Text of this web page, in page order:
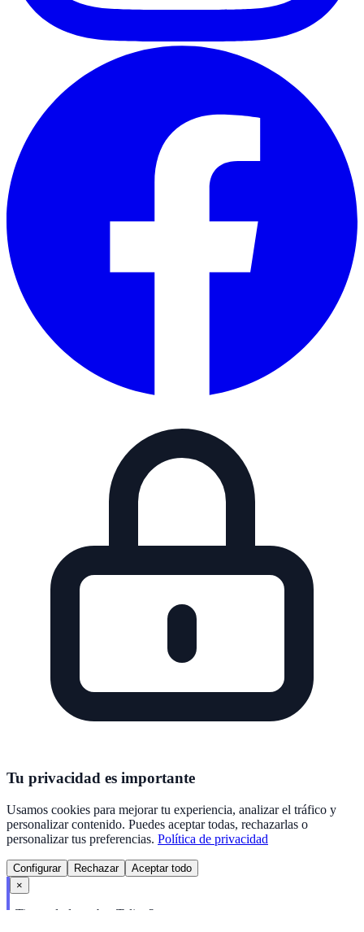
Tu privacidad es importante
Usamos cookies para mejorar tu experiencia, analizar el tráfico y
personalizar contenido. Puedes aceptar todas, rechazarlas o
personalizar tus preferencias. Política de privacidad
Configurar Rechazar
Aceptar todo
×
¿Tienes dudas sobre Talivo?